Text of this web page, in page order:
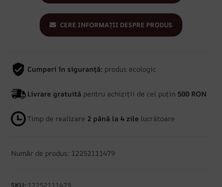
CERE INFORMAȚII DESPRE PRODUS
Cumperi în siguranță: produs ecologic
Livrare gratuită pentru achiziții de cel puțin 500 RON
Timp de realizare 2 până la 4 zile lucrătoare
Număr de produs: 12252111479
SKU: 12252111479